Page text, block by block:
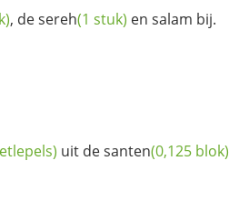
, desereh(1 stuk) en salam bij.
uit desanten(0,125 blok)